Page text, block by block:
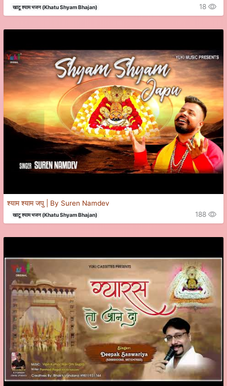
खाटू श्याम भजन (Khatu Shyam Bhajan) 18
श्याम श्याम जपु | By Suren Namdev
खाटू श्याम भजन (Khatu Shyam Bhajan) 188